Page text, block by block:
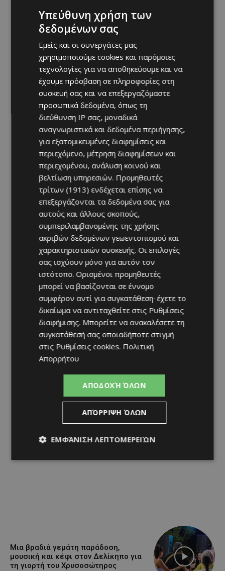
Previous article
Οι δεινόσαυροι
«κατακτούν» το My Mall
Λεμεσού τον Ιούνιο
Next article
MARIAN BEKE –
GUEST SHIFT at
ALCHEMY BAR
Μια βραδιά γεμάτη παράδοση,
μουσική και κέφι στον Δελίκηπο για
τη γιορτή του Χρυσοσώτηρος
Υπεύθυνη χρήση των
δεδομένων σας
Εμείς και οι συνεργάτες μας
χρησιμοποιούμε cookies και παρόμοιες
τεχνολογίες για να αποθηκεύουμε και να
έχουμε πρόσβαση σε πληροφορίες στη
συσκευή σας και να επεξεργαζόμαστε
προσωπικά δεδομένα, όπως τη
διεύθυνση IP σας, μοναδικά
αναγνωριστικά και δεδομένα περιήγησης,
για εξατομικευμένες διαφημίσεις και
περιεχόμενο, μέτρηση διαφημίσεων και
περιεχομένου, ανάλυση κοινού και
βελτίωση υπηρεσιών. Προμηθευτές
τρίτων (1913) ενδέχεται επίσης να
επεξεργάζονται τα δεδομένα σας για
αυτούς και άλλους σκοπούς,
συμπεριλαμβανομένης της χρήσης
ακριβών δεδομένων γεωεντοπισμού και
χαρακτηριστικών συσκευής. Οι επιλογές
σας ισχύουν μόνο για αυτόν τον
ιστότοπο. Ορισμένοι προμηθευτές
μπορεί να βασίζονται σε έννομο
συμφέρον αντί για συγκατάθεση· έχετε το
δικαίωμα να αντιταχθείτε στις Ρυθμίσεις
διαφήμισης. Μπορείτε να ανακαλέσετε τη
συγκατάθεσή σας οποιαδήποτε στιγμή
στις Ρυθμίσεις cookies. Πολιτική
Απορρήτου
ΑΠΟΔΟΧΉ ΌΛΩΝ
ΑΠΌΡΡΙΨΗ ΌΛΩΝ
ΕΜΦΆΝΙΣΗ ΛΕΠΤΟΜΕΡΕΙΏΝ